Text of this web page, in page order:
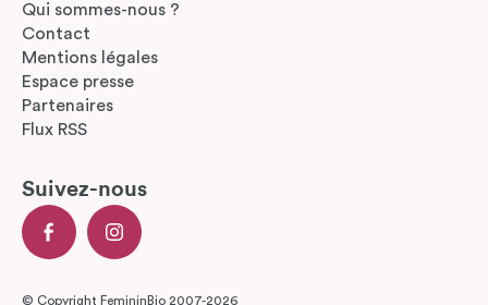
Qui sommes-nous ?
Contact
Mentions légales
Espace presse
Partenaires
Flux RSS
Suivez-nous
© Copyright FemininBio 2007-2026